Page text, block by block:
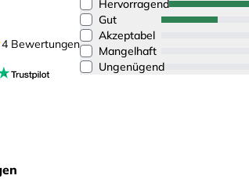
4 Bewertungen
Hervorragend
Gut
Akzeptabel
Mangelhaft
Ungenügend